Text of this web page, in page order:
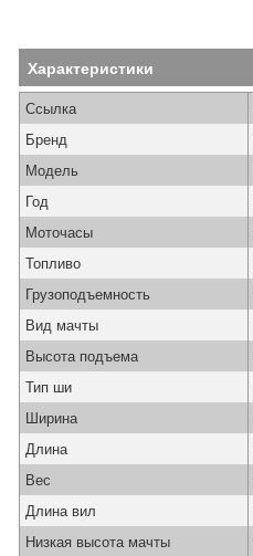
Характеристики
Ссылка
Бренд
Модель
Год
Моточасы
Топливо
Грузоподъемность
Вид мачты
Высота подъема
Тип ши
Ширина
Длина
Вес
Длина вил
Низкая высота мачты